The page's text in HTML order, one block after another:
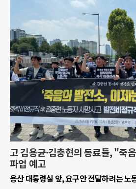
고 김용균·김충현의 동료들, "죽
파업 예고
용산 대통령실 앞, 요구안 전달하려는 노